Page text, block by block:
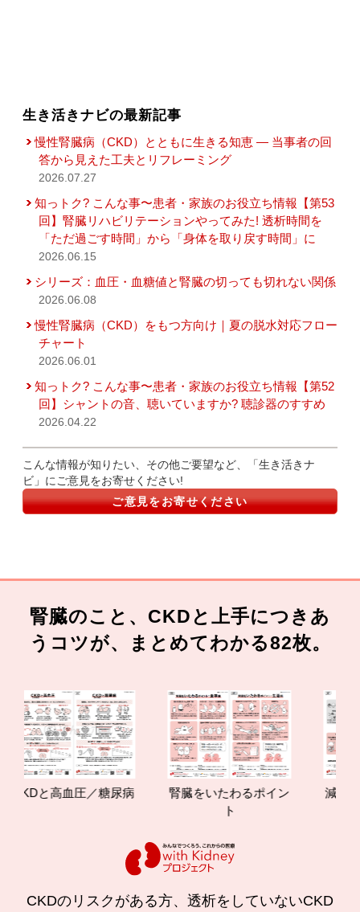
生き活きナビの最新記事
慢性腎臓病（CKD）とともに生きる知恵 — 当事者の回
答から見えた工夫とリフレーミング
2026.07.27
知っトク? こんな事〜患者・家族のお役立ち情報【第53
回】腎臓リハビリテーションやってみた! 透析時間を
「ただ過ごす時間」から「身体を取り戻す時間」に
2026.06.15
シリーズ：血圧・血糖値と腎臓の切っても切れない関係
2026.06.08
慢性腎臓病（CKD）をもつ方向け｜夏の脱水対応フロー
チャート
2026.06.01
知っトク? こんな事〜患者・家族のお役立ち情報【第52
回】シャントの音、聴いていますか? 聴診器のすすめ
2026.04.22
こんな情報が知りたい、その他ご要望など、「生き活きナ
ビ」にご意見をお寄せください!
ご意見をお寄せください
腎臓のこと、CKDと上手につきあ
うコツが、まとめてわかる82枚。
と高血圧／糖尿病
腎臓をいたわるポイン
減塩やた
CKDのリスクがある方、透析をしていないCKD